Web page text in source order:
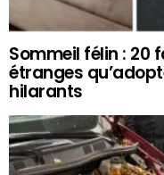
Sommeil félin : 20
étranges
hilarants